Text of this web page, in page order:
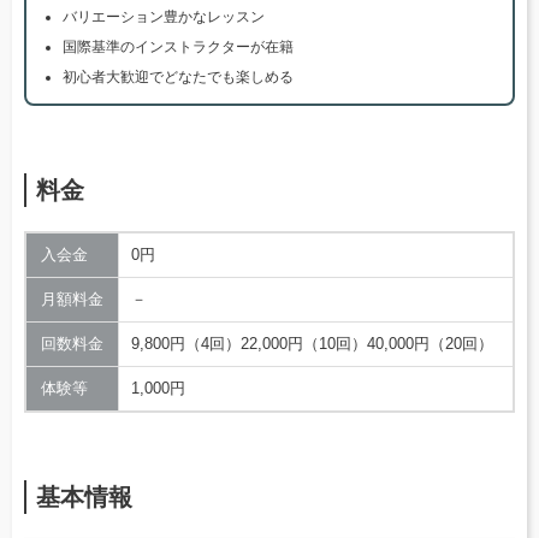
バリエーション豊かなレッスン
国際基準のインストラクターが在籍
初心者大歓迎でどなたでも楽しめる
料金
入会金 0円
月額料金 －
回数料金 9,800円（4回）22,000円（10回）40,000円（20回）
体験等 1,000円
基本情報